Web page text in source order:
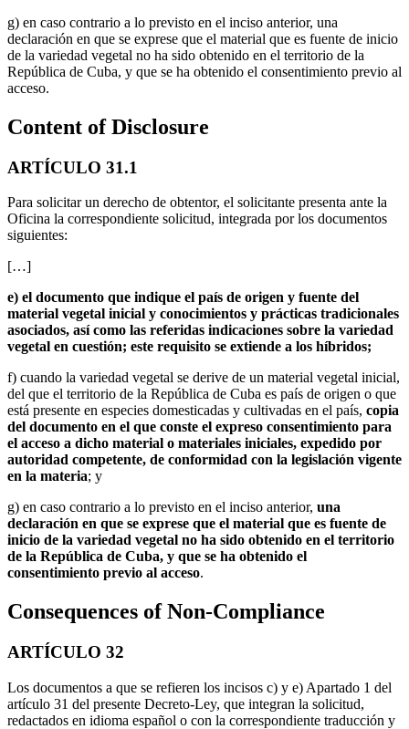
g) en caso contrario a lo previsto en el inciso anterior, una
declaración en que se exprese que el material que es fuente de inicio
de la variedad vegetal no ha sido obtenido en el territorio de la
República de Cuba, y que se ha obtenido el consentimiento previo al
acceso.
Content of Disclosure
ARTÍCULO 31.1
Para solicitar un derecho de obtentor, el solicitante presenta ante la
Oficina la correspondiente solicitud, integrada por los documentos
siguientes:
[…]
e) el documento que indique el país de origen y fuente del
material vegetal inicial y conocimientos y prácticas tradicionales
asociados, así como las referidas indicaciones sobre la variedad
vegetal en cuestión; este requisito se extiende a los híbridos;
f) cuando la variedad vegetal se derive de un material vegetal inicial,
del que el territorio de la República de Cuba es país de origen o que
está presente en especies domesticadas y cultivadas en el país, copia
del documento en el que conste el expreso consentimiento para
el acceso a dicho material o materiales iniciales, expedido por
autoridad competente, de conformidad con la legislación vigente
en la materia; y
g) en caso contrario a lo previsto en el inciso anterior, una
declaración en que se exprese que el material que es fuente de
inicio de la variedad vegetal no ha sido obtenido en el territorio
de la República de Cuba, y que se ha obtenido el
consentimiento previo al acceso.
Consequences of Non-Compliance
ARTÍCULO 32
Los documentos a que se refieren los incisos c) y e) Apartado 1 del
artículo 31 del presente Decreto-Ley, que integran la solicitud,
redactados en idioma español o con la correspondiente traducción y